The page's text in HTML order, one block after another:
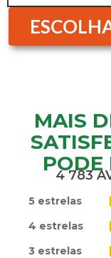
MAIS
PODE
4 783
5 estrelas
4 estrelas
3 estrelas